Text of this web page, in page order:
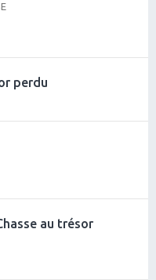
perdu
au trésor